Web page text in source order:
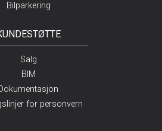
Bilparkering
Salg
BIM
for personvern